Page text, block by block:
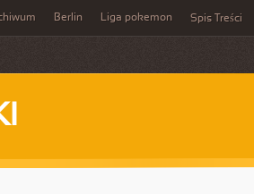
Berlin Liga pokemon Spis Treści